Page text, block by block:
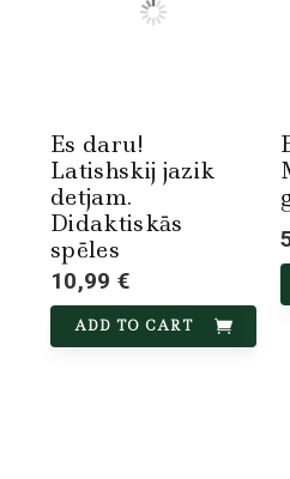
Es daru!
Latishskij jazik
detjam.
Didaktiskās
spēles
10,99 €
ADD TO CART